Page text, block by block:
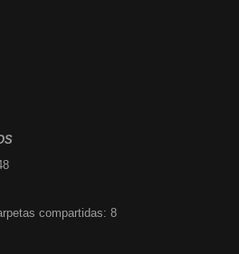
compartidas: 8